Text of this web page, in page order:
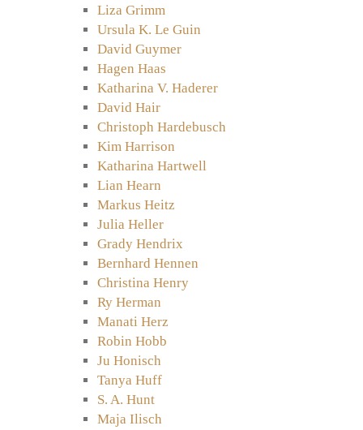
Liza Grimm
Ursula K. Le Guin
David Guymer
Hagen Haas
Katharina V. Haderer
David Hair
Christoph Hardebusch
Kim Harrison
Katharina Hartwell
Lian Hearn
Markus Heitz
Julia Heller
Grady Hendrix
Bernhard Hennen
Christina Henry
Ry Herman
Manati Herz
Robin Hobb
Ju Honisch
Tanya Huff
S. A. Hunt
Maja Ilisch